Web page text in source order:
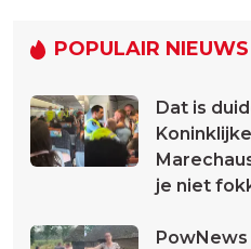
POPULAIR NIEUWS
Dat is
Koninklijke
je niet